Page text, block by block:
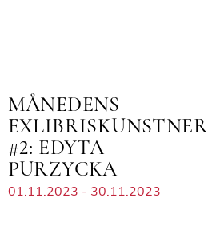
MÅNEDENS
EXLIBRISKUNSTNER
#2: EDYTA
PURZYCKA
01.11.2023 - 30.11.2023